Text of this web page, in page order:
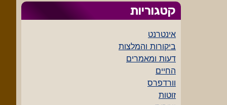
קטגוריות
אינטרנט
ביקורות והמלצות
דעות ומאמרים
החיים
וורדפרס
זוטות